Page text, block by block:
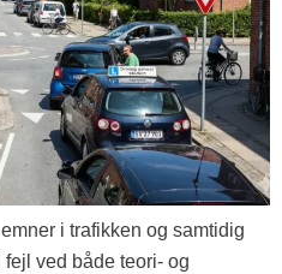
i trafikken og samtidig
ved både teori- og